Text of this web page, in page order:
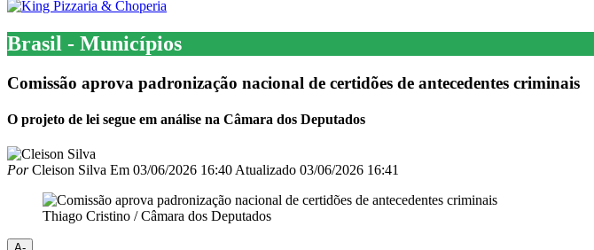
Brasil - Municípios
Comissão aprova padronização nacional de certidões de antecedentes criminais
O projeto de lei segue em análise na Câmara dos Deputados
PorCleison Silva Em 03/06/2026 16:40 Atualizado 03/06/2026 16:41
Thiago Cristino / Câmara dos Deputados